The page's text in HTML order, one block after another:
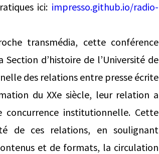
ici: impresso.github.io/radio-
transmédia, cette conférence
d’histoire de l’Université de
des relations entre presse écrite
du XXe siècle, leur relation a
institutionnelle. Cette
de ces relations, en soulignant
et de formats, la circulation